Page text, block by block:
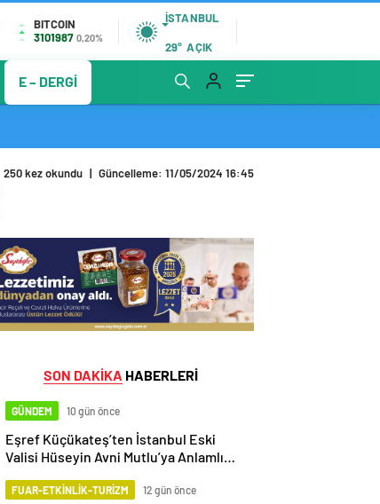
BITCOIN
3101987 0,20%
İSTANBUL
29° AÇIK
E – DERGİ
250 kez okundu | Güncelleme: 11/05/2024 16:45
SON DAKİKA HABERLERİ
GÜNDEM 10 gün önce
Eşref Küçükateş’ten İstanbul Eski
Valisi Hüseyin Avni Mutlu’ya Anlamlı
FUAR-ETKİNLİK-TURİZM 12 gün önce